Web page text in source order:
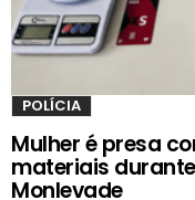
POLÍCIA
Mulher é presa
materiais
Monlevade